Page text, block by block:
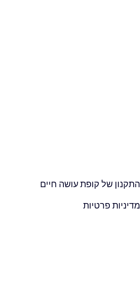
התקנון של קופת עושה חיים
מדיניות פרטיות